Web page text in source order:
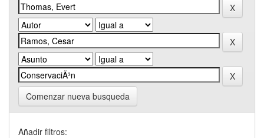
Comenzar nueva busqueda
Añadir filtros: